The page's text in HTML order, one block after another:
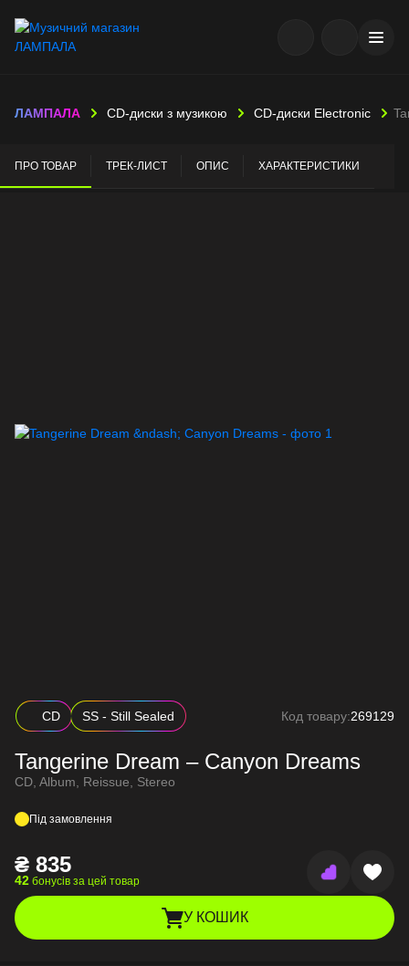
ЛАМПАЛА CD-диски з музикою CD-диски Electronic
ПРО ТОВАР ТРЕК-ЛИСТ ОПИС ХАРАКТЕРИСТИКИ
CD SS - Still Sealed Код товару:269129
Tangerine Dream – Canyon Dreams
CD, Album, Reissue, Stereo
Під замовлення
₴ 835
42 бонусів за цей товар
У КОШИК